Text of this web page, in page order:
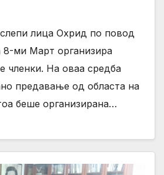
лица Охрид по повод
8-ми Март организира
членки. На оваа средба
предавање од областа на
беше организирана…